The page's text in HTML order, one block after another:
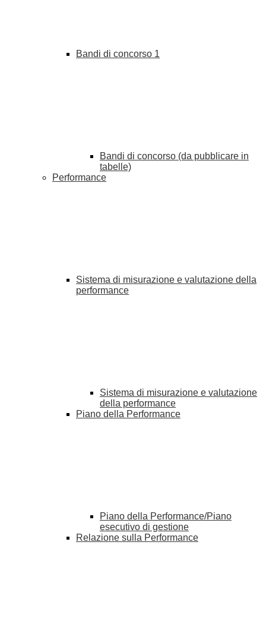
Bandi di concorso 1
Bandi di concorso (da pubblicare in
tabelle)
Performance
Sistema di misurazione e valutazione della
performance
Sistema di misurazione e valutazione
della performance
Piano della Performance
Piano della Performance/Piano
esecutivo di gestione
Relazione sulla Performance